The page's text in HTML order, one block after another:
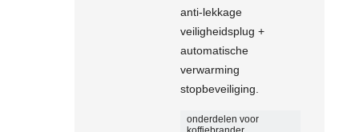
anti-lekkage
veiligheidsplug +
automatische
verwarming
stopbeveiliging.
onderdelen voor